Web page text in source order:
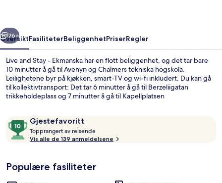
Deluxe Superior | Oppholdsområde |
Neste
76+
OversiktFasiliteterBeliggenhetPriserRegler
Live and Stay - Ekmanska har en flott beliggenhet, og det tar bare
10 minutter å gå til Avenyn og Chalmers tekniska högskola.
Leilighetene byr på kjøkken, smart-TV og wi-fi inkludert. Du kan gå
til kollektivtransport: Det tar 6 minutter å gå til Berzeliigatan
trikkeholdeplass og 7 minutter å gå til Kapellplatsen
AnmeldelserGjestefavoritt
10
av
10,
Topprangert av reisende
o
Vis alle de 139 anmeldelsene
Populære fasiliteter